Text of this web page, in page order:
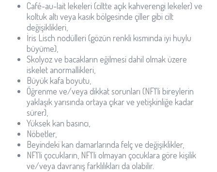
Café-au-lait lekeleri (ciltte açık kahverengi lekeler) ve
koltuk altı veya kasık bölgesinde çiller gibi cilt
değişiklikleri,
İris Lisch nodülleri (gözün renkli kısmında iyi huylu
büyüme),
Skolyoz ve bacakların eğilmesi dahil olmak üzere
iskelet anormallikleri,
Büyük kafa boyutu,
Öğrenme ve/veya dikkat sorunları (NF1'li bireylerin
yaklaşık yarısında ortaya çıkar ve yetişkinliğe kadar
sürer),
Yüksek kan basıncı,
Nöbetler,
Beyindeki kan damarlarında felç ve değişiklikler,
NF1'li çocukların, NF1'li olmayan çocuklara göre kişilik
ve/veya davranış farklılıkları da olabilir.